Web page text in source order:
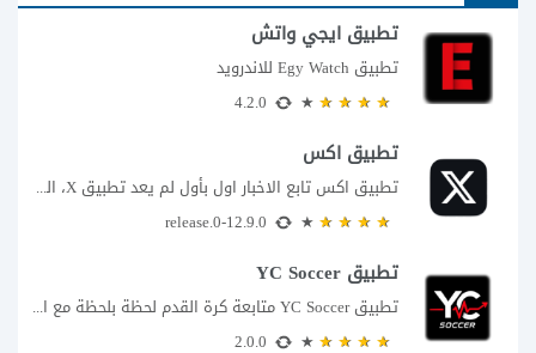
تطبيق ايجي واتش
تطبيق Egy Watch للاندرويد
تطبيق اكس
تطبيق اكس تابع الاخبار اول بأول لم يعد تطبيق X، المعروف سابقا باسم تويتر،...
تطبيق YC Soccer
تطبيق YC Soccer متابعة كرة القدم لحظة بلحظة مع اقتراب مباراة مصر والأرجنتين في...